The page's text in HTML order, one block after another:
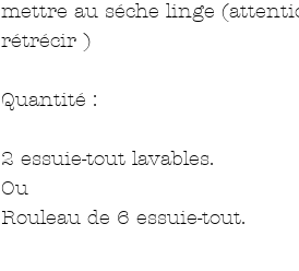
mettre au séche linge
rétrécir )
Quantité :
2 essuie-tout lavables.
Ou
Rouleau de 6 essuie-tout.